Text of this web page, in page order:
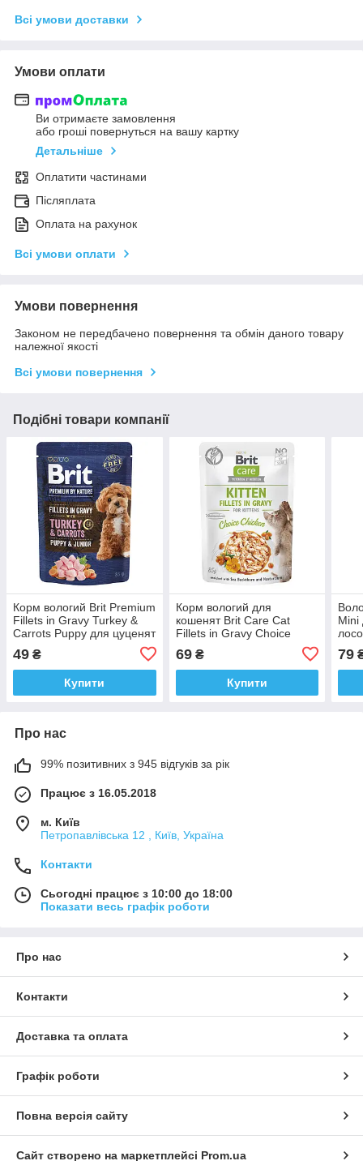
Всі умови доставки
Умови оплати
Ви отримаєте замовлення
або гроші повернуться на вашу картку
Детальніше
Оплатити частинами
Післяплата
Оплата на рахунок
Всі умови оплати
Умови повернення
Законом не передбачено повернення та обмін даного товару
належної якості
Всі умови повернення
Подібні товари компанії
Корм вологий Brit Premium
Fillets in Gravy Turkey &
Carrots Puppy для цуценят
малих порід філе в соусі
індичка
49 ₴
Купити
Корм вологий для
кошенят Brit Care Cat
Fillets in Gravy Choice
куркою, пауч, 85 г
69₴
Купити
Mini
79
Про нас
99% позитивних з 945 відгуків за рік
Працює з 16.05.2018
м. Київ
Петропавлівська 12 , Київ, Україна
Контакти
Сьогодні працює з 10:00 до 18:00
Показати весь графік роботи
Про нас
Контакти
Доставка та оплата
Графік роботи
Повна версія сайту
Сайт створено на маркетплейсі Prom.ua